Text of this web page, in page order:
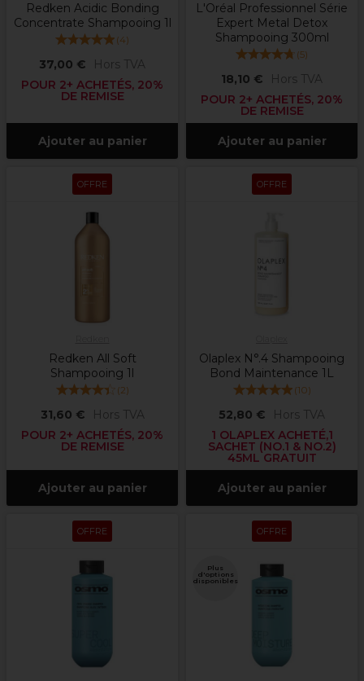
Redken Acidic Bonding
Concentrate Shampooing 1l
(4)
37,00 €
Hors TVA
POUR 2+ ACHETÉS, 20%
DE REMISE
Ajouter au panier
L'Oréal Professionnel Série
Expert Metal Detox
Shampooing 300ml
(5)
18,10 €
Hors TVA
POUR 2+ ACHETÉS, 20%
DE REMISE
Ajouter au panier
OFFRE
Redken All Soft
Shampooing 1l
(2)
31,60 €
Hors TVA
POUR 2+ ACHETÉS, 20%
DE REMISE
Ajouter au panier
OFFRE
Olaplex N°.4 Shampooing
Bond Maintenance 1L
(10)
52,80 €
Hors TVA
1 OLAPLEX ACHETÉ,1
SACHET (NO.1 & NO.2)
45ML GRATUIT
Ajouter au panier
OFFRE OFFRE
Plus
d'options
disponibles